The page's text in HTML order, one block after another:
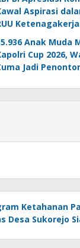
Aspirasi
Anak Muda
Cup 2026,
Jadi
Ketahanan
Desa Sukorejo